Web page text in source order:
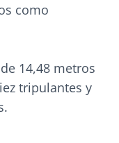
como
14,48 metros
tripulantes y